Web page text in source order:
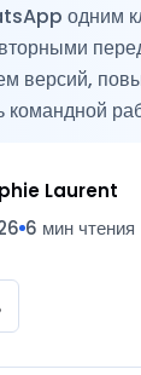
одним
версий,
командной
Laurent
6 мин чтения